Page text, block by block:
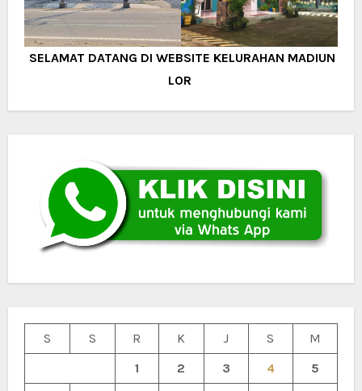
SELAMAT DATANG DI WEBSITE KELURAHAN MADIUN
LOR
S S R K J S
M
1
2 3 4
5